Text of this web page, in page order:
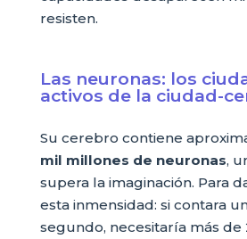
resisten.
Las neuronas: los
activos de la ciudad-
Su cerebro contiene
mil millones de neuronas,
supera la imaginación. Para
esta inmensidad: si contara
segundo, necesitaría más de